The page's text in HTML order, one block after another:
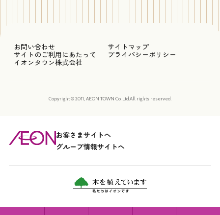
お問い合わせ
サイトマップ
サイトのご利用にあたって
プライバシーポリシー
イオンタウン株式会社
Copyright © 2011, AEON TOWN Co.,Ltd.All rights reserved.
お客さまサイトへ
グループ情報サイトへ